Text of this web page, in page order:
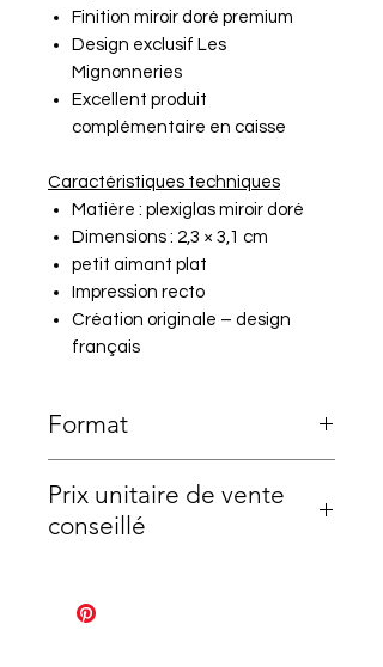
Finition miroir doré premium
Design exclusif Les
Mignonneries
Excellent produit
complémentaire en caisse
Caractéristiques techniques
Matière : plexiglas miroir doré
Dimensions : 2,3 × 3,1 cm
petit aimant plat
Impression recto
Création originale – design
français
Format
Prix unitaire de vente
conseillé